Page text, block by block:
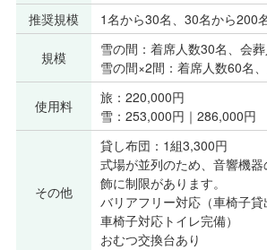
推奨規模
1名から30名、30名から200
規模
雪の間：着席人数30名、会
雪の間×2間：着席人数60名
使用料
旅：220,000円
雪：253,000円｜286,000円
その他
貸し布団：1組3,300円
式場が並列のため、音響機
飾に制限があります。
バリアフリー対応（車椅子貸
車椅子対応トイレ完備）
おむつ交換台あり